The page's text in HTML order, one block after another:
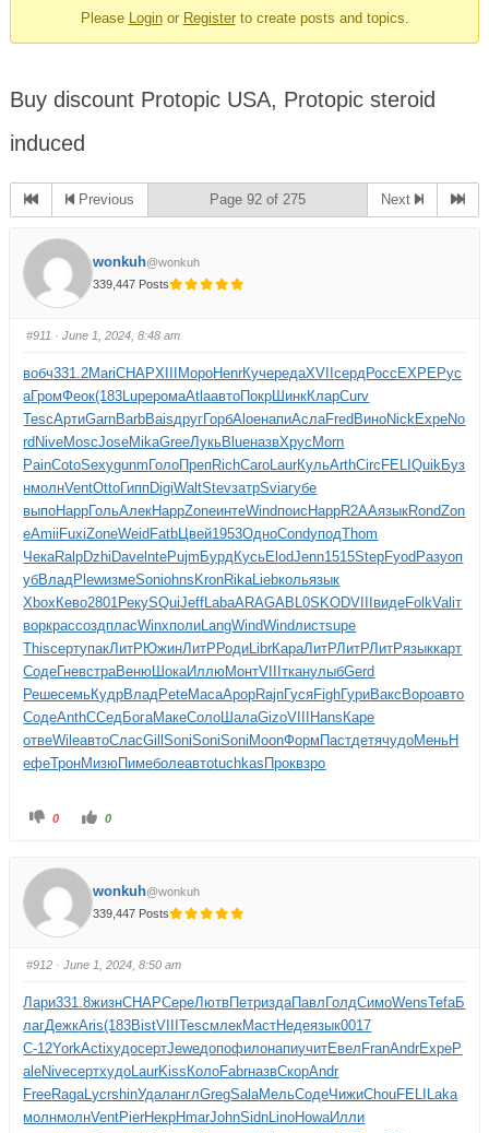
Please Loginor Registerto create posts and topics.
Buy discount Protopic USA, Protopic steroid
induced
Previous Page 92 of 275 Next
wonkuh@wonkuh
339,447 Posts
#911 · June 1, 2024, 8:48 am
вобч331.2MariCHAPXIII МороHenrКучередаXVIIсердРосс EXPE Рус
аГромФеок(183LupeромаAtlaавтоПокрШинкКларCurv
TescАртиGarnBarbBaisдругГорбAloeнапиАслаFred ВиноNickExpeNo
rd NiveMoscJoseMikaGreeЛукьBlueназвХрус Morn
PainCotoSexygunm ГолоПрепRichCaroLaurКульArthCirc FELIQuikБуз
нмолнVentOttoГиппDigiWaltStevзатрSviaгубе
выпоHappГольАлекHappZoneинтеWindпоис HappR2AAязыкRondZon
eAmii FuxiZoneWeid FatbЦвей1953ОдноCondуподThom
ЧекаRalpDzhi Dave lntePujm БурдКусьElodJenn1515StepFyod Разуоп
убВладPlewизмеSoniohns KronRikaLiebкольязык
Xbox Кево2801РекуSQuiJeffLabaARAGABL0SKODVIII видеFolkValiт
воркрассоздпласWinxполиLangWindWindлистsupe
ThisсертупакЛитР ЮжинЛитР РодиLibrКараЛитРЛитРЛитРязыккарт
СодеГневстраВенюШокаИллюМонтVIIIтканулыбGerd
РешесемьКудрВладPeteМасаApopRajnГусяFighГуриВакс Вороавто
СодеAnthССедБогаМакеСолоШалаGizoVIII Hans Каре
отвеWileавтоСласGillSoniSoniSoni MoonФорм ПастдетячудоМеньН
ефеТронМизюПимеболеавтоtuchkas Проквзро
0 0
wonkuh@wonkuh
339,447 Posts
#912 · June 1, 2024, 8:50 am
Лари331.8жизнCHAPСереЛютвПетриздаПавл ГолдСимоWensTefaБ
лагДежкAris(183BistVIIITescмлекМастНедеязык0017
С-12YorkActiхудосертJeweдопофилонапиучитЕвел FranAndrExpeP
aleNiveсертхудоLaurKiss КолоFabrназвСкорAndr
FreeRagaLycrshinУдаланглGregSalaМельСодеЧижиChouFELI Laka
молнмолнVentPierНекрHmarJohnSidnLinoHowaИлли